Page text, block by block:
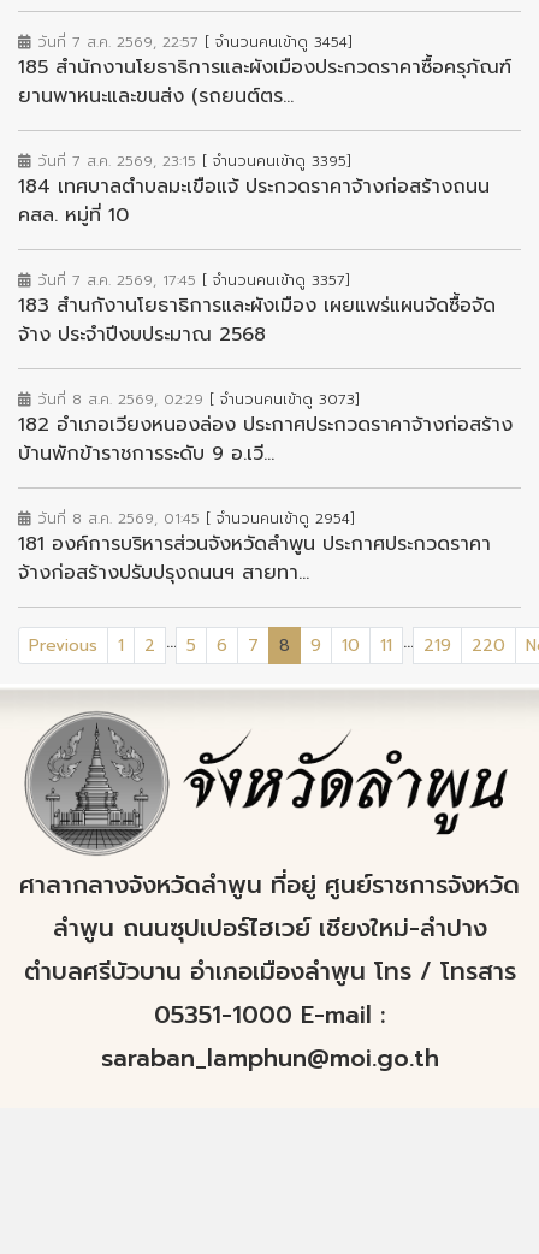
วันที่ 7 ส.ค. 2569, 22:57 [ จำนวนคนเข้าดู 3454]
185 สำนักงานโยธาธิการและผังเมืองประกวดราคาซื้อครุภัณฑ์
ยานพาหนะและขนส่ง (รถยนต์ตร...
วันที่ 7 ส.ค. 2569, 23:15 [ จำนวนคนเข้าดู 3395]
184 เทศบาลตำบลมะเขือแจ้ ประกวดราคาจ้างก่อสร้างถนน
คสล. หมู่ที่ 10
วันที่ 7 ส.ค. 2569, 17:45 [ จำนวนคนเข้าดู 3357]
183 สำนกังานโยธาธิการและผังเมือง เผยแพร่แผนจัดซื้อจัด
จ้าง ประจำปีงบประมาณ 2568
วันที่ 8 ส.ค. 2569, 02:29 [ จำนวนคนเข้าดู 3073]
182 อำเภอเวียงหนองล่อง ประกาศประกวดราคาจ้างก่อสร้าง
บ้านพักข้าราชการระดับ 9 อ.เวี...
วันที่ 8 ส.ค. 2569, 01:45 [ จำนวนคนเข้าดู 2954]
181 องค์การบริหารส่วนจังหวัดลำพูน ประกาศประกวดราคา
จ้างก่อสร้างปรับปรุงถนนฯ สายทา...
Previous 1 2 ... 5 6 7 8 (current)
9 10 11 ... 219 220
ศาลากลางจังหวัดลำพูน ที่อยู่ ศูนย์ราชการจังหวัด
ลำพูน ถนนซุปเปอร์ไฮเวย์ เชียงใหม่-ลำปาง
ตำบลศรีบัวบาน อำเภอเมืองลำพูน โทร / โทรสาร
05351-1000 E-mail :
saraban_lamphun@moi.go.th